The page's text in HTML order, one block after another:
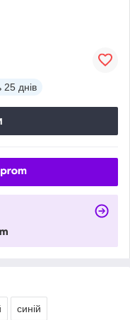
25 днів
синій